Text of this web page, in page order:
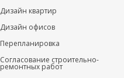
Дизайн квартир
Дизайн офисов
Перепланировка
Согласование строительно-
ремонтных работ